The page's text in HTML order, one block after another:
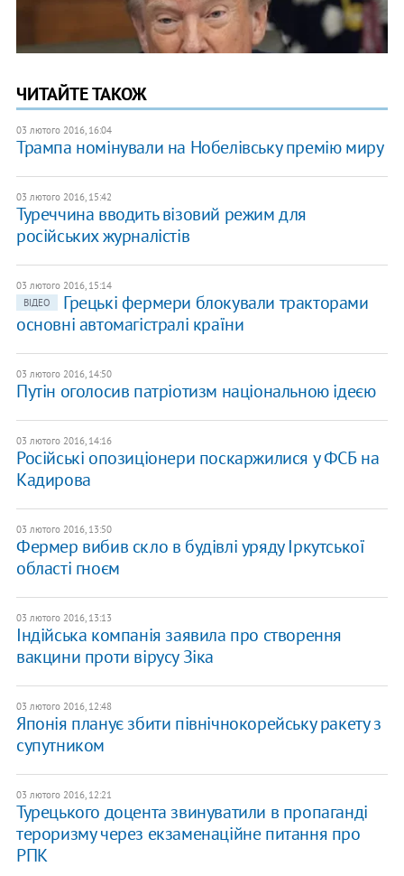
ЧИТАЙТЕ ТАКОЖ
03 лютого 2016, 16:04
Трампа номінували на Нобелівську премію миру
03 лютого 2016, 15:42
Туреччина вводить візовий режим для
російських журналістів
03 лютого 2016, 15:14
ВІДЕО
Грецькі фермери блокували тракторами
основні автомагістралі країни
03 лютого 2016, 14:50
Путін оголосив патріотизм національною ідеєю
03 лютого 2016, 14:16
Російські опозиціонери поскаржилися у ФСБ на
Кадирова
03 лютого 2016, 13:50
Фермер вибив скло в будівлі уряду Іркутської
області гноєм
03 лютого 2016, 13:13
Індійська компанія заявила про створення
вакцини проти вірусу Зіка
03 лютого 2016, 12:48
Японія планує збити північнокорейську ракету з
супутником
03 лютого 2016, 12:21
Турецького доцента звинуватили в пропаганді
тероризму через екзаменаційне питання про
РПК